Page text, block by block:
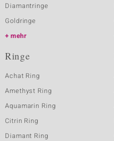
Diamantringe
Goldringe
mehr
Ringe
Achat Ring
Amethyst Ring
Aquamarin Ring
Citrin Ring
Diamant Ring